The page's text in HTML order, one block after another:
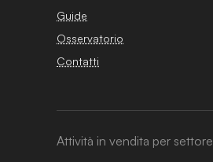
Guide
Osservatorio
Contatti
Attività in vendita per settore